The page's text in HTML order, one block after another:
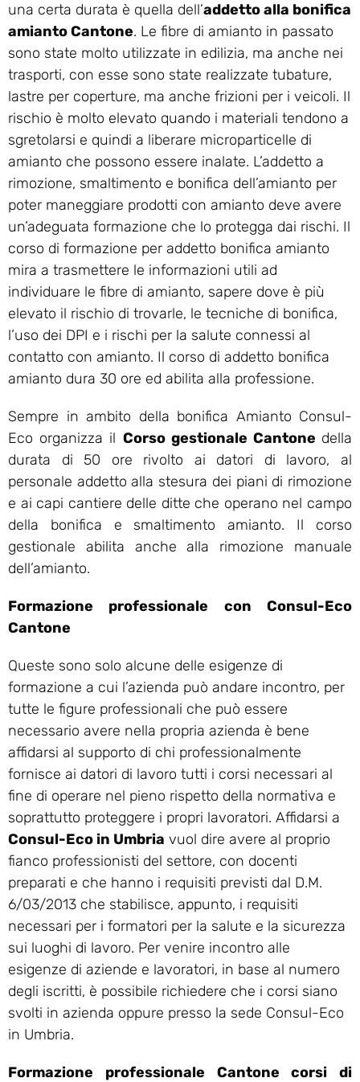
una certa durata è quella dell’addetto alla bonifica
amianto Cantone. Le fibre di amianto in passato
sono state molto utilizzate in edilizia, ma anche nei
trasporti, con esse sono state realizzate tubature,
lastre per coperture, ma anche frizioni per i veicoli. Il
rischio è molto elevato quando i materiali tendono a
sgretolarsi e quindi a liberare microparticelle di
amianto che possono essere inalate. L’addetto a
rimozione, smaltimento e bonifica dell’amianto per
poter maneggiare prodotti con amianto deve avere
un’adeguata formazione che lo protegga dai rischi. Il
corso di formazione per addetto bonifica amianto
mira a trasmettere le informazioni utili ad
individuare le fibre di amianto, sapere dove è più
elevato il rischio di trovarle, le tecniche di bonifica,
l’uso dei DPI e i rischi per la salute connessi al
contatto con amianto. Il corso di addetto bonifica
amianto dura 30 ore ed abilita alla professione.
Sempre in ambito della bonifica Amianto Consul-
Eco organizza il Corso gestionale Cantone della
durata di 50 ore rivolto ai datori di lavoro, al
personale addetto alla stesura dei piani di rimozione
e ai capi cantiere delle ditte che operano nel campo
della bonifica e smaltimento amianto. Il corso
gestionale abilita anche alla rimozione manuale
dell’amianto.
Formazione professionale con Consul-Eco
Cantone
Queste sono solo alcune delle esigenze di
formazione a cui l’azienda può andare incontro, per
tutte le figure professionali che può essere
necessario avere nella propria azienda è bene
affidarsi al supporto di chi professionalmente
fornisce ai datori di lavoro tutti i corsi necessari al
fine di operare nel pieno rispetto della normativa e
soprattutto proteggere i propri lavoratori. Affidarsi a
Consul-Eco in Umbria vuol dire avere al proprio
fianco professionisti del settore, con docenti
preparati e che hanno i requisiti previsti dal D.M.
6/03/2013 che stabilisce, appunto, i requisiti
necessari per i formatori per la salute e la sicurezza
sui luoghi di lavoro. Per venire incontro alle
esigenze di aziende e lavoratori, in base al numero
degli iscritti, è possibile richiedere che i corsi siano
svolti in azienda oppure presso la sede Consul-Eco
in Umbria.
Formazione professionale Cantone corsi di